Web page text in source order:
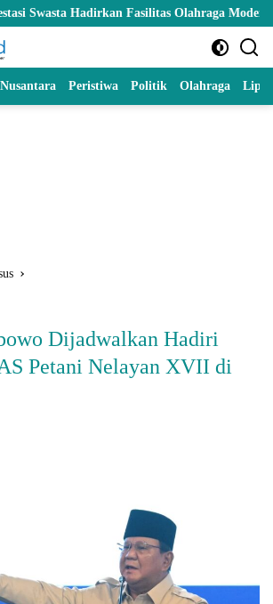
Fasilitas Olahraga Modern di
Peristiwa Politik Olahraga
Dijadwalkan Hadiri
Petani Nelayan XVII di